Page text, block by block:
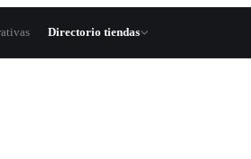
Directorio tiendas